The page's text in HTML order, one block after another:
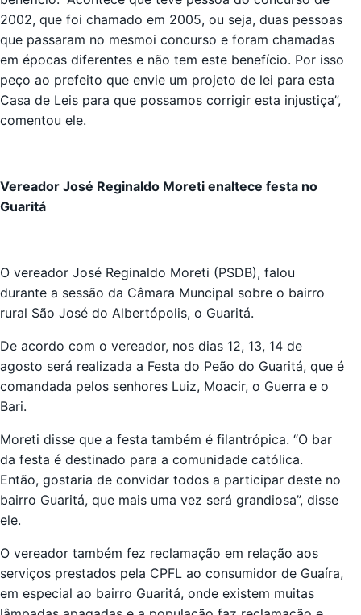
2002, que foi chamado em 2005, ou seja, duas pessoas
que passaram no mesmoi concurso e foram chamadas
em épocas diferentes e não tem este benefício. Por isso
peço ao prefeito que envie um projeto de lei para esta
Casa de Leis para que possamos corrigir esta injustiça”,
comentou ele.
Vereador José Reginaldo Moreti enaltece festa no
Guaritá
O vereador José Reginaldo Moreti (PSDB), falou
durante a sessão da Câmara Muncipal sobre o bairro
rural São José do Albertópolis, o Guaritá.
De acordo com o vereador, nos dias 12, 13, 14 de
agosto será realizada a Festa do Peão do Guaritá, que é
comandada pelos senhores Luiz, Moacir, o Guerra e o
Bari.
Moreti disse que a festa também é filantrópica. “O bar
da festa é destinado para a comunidade católica.
Então, gostaria de convidar todos a participar deste no
bairro Guaritá, que mais uma vez será grandiosa”, disse
ele.
O vereador também fez reclamação em relação aos
serviços prestados pela CPFL ao consumidor de Guaíra,
em especial ao bairro Guaritá, onde existem muitas